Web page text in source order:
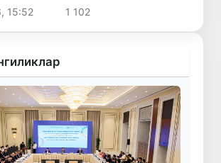
15:52 1 102